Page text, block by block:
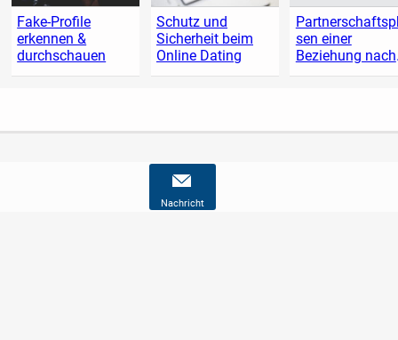
Fake-Profile
erkennen &
durchschauen
Schutz und
Sicherheit beim
Online Dating
sen einer
Beziehung nach
Kovacs
Nachricht